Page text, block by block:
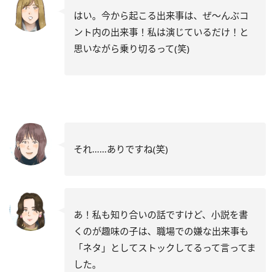
はい。今から起こる出来事は、ぜ～んぶコ
ント内の出来事！私は演じているだけ！と
思いながら乗り切るって(笑)
それ……ありですね(笑)
あ！私も知り合いの話ですけど、小説を書
くのが趣味の子は、職場での嫌な出来事も
「ネタ」としてストックしてるって言ってま
した。